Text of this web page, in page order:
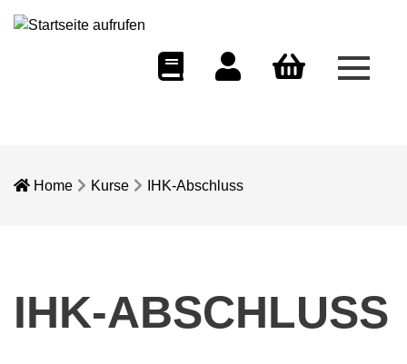
Menü
Home Kurse IHK-Abschluss
IHK-ABSCHLUSS